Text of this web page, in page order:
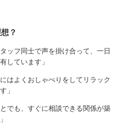
？
タッフ同士で声を掛け合って、一日
しています」
にはよくおしゃべりをしてリラック
」
とでも、すぐに相談できる関係が築